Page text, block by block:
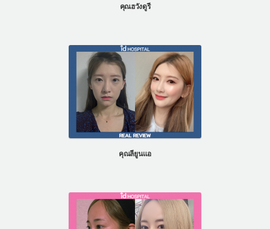
คุณฮวังดูรี
คุณลียูนแอ